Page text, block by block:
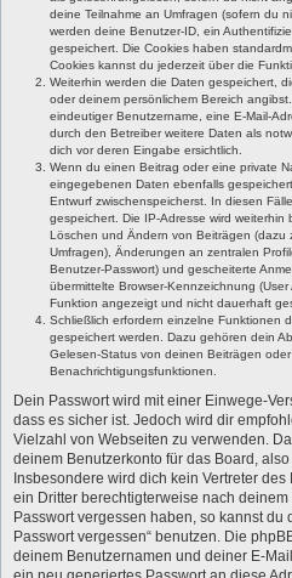
deine Teilnahme an Umfragen (sofern du
werden deine Benutzer-ID, ein
gespeichert. Die Cookies haben
Cookies kannst du jederzeit über die
Weiterhin werden die Daten gespeichert,
oder deinem persönlichem Bereich
eindeutiger Benutzername, eine E-Mail-
durch den Betreiber weitere Daten als
dich vor deren Eingabe ersichtlich.
Wenn du einen Beitrag oder eine private
eingegebenen Daten ebenfalls
Entwurf zwischenspeicherst. In diesen
gespeichert. Die IP-Adresse wird
Löschen und Ändern von Beiträgen (dazu
Umfragen), Änderungen an zentralen
Benutzer-Passwort) und gescheiterte
übermittelte Browser-Kennzeichnung (User
Funktion angezeigt und nicht dauerhaft
Schließlich erfordern einzelne Funktionen
gespeichert werden. Dazu gehören dein
Gelesen-Status von deinen Beiträgen
Benachrichtigungsfunktionen.
Dein Passwort wird mit einer Einwege-
dass es sicher ist. Jedoch wird dir
Vielzahl von Webseiten zu verwenden.
deinem Benutzerkonto für das Board,
Insbesondere wird dich kein Vertreter
ein Dritter berechtigterweise nach
Passwort vergessen haben, so kannst du
Passwort vergessen“ benutzen. Die
deinem Benutzernamen und deiner E-